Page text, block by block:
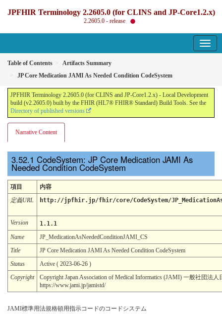
JPFHIR Terminology 2.2605.0 (for CLINS and JP-Core1.2.x)
2.2605.0 - release
Table of Contents
Artifacts Summary
JP Core Medication JAMI As Needed Condition CodeSystem
JPFHIR Terminology 2.2605.0 (for CLINS and JP-Core1.2.x) - Local Development
build (v2.2605.0) built by the FHIR (HL7® FHIR® Standard) Build Tools. See the
Directory of published versions
Narrative Content
CodeSystem: JP Core Medication JAMI As
Needed Condition CodeSystem
項目
内容
定義URL
http://jpfhir.jp/fhir/core/CodeSystem/
Version
1.1.1
Name
JP_MedicationAsNeededConditionJAMI_CS
Title
JP Core Medication JAMI As Needed Condition CodeSystem
Status
Active ( 2023-06-26 )
Copyright
Copyright Japan Association of Medical Informatics (JAMI) 一般社団法
https://www.jami.jp/jamistd/
JAMI標準用法規格頓用指示コードのコードシステム